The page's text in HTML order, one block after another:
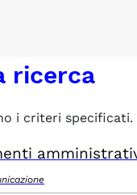
ricerca
i criteri specificati.